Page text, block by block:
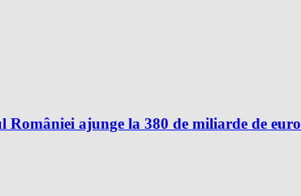
ajunge la 380 de miliarde de euro